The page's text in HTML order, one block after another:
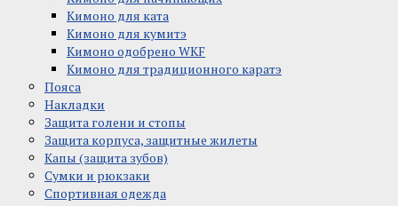
Кимоно для ката
Кимоно для кумитэ
Кимоно одобрено WKF
Кимоно для традиционного каратэ
Пояса
Накладки
Защита голени и стопы
Защита корпуса, защитные жилеты
Капы (защита зубов)
Сумки и рюкзаки
Спортивная одежда